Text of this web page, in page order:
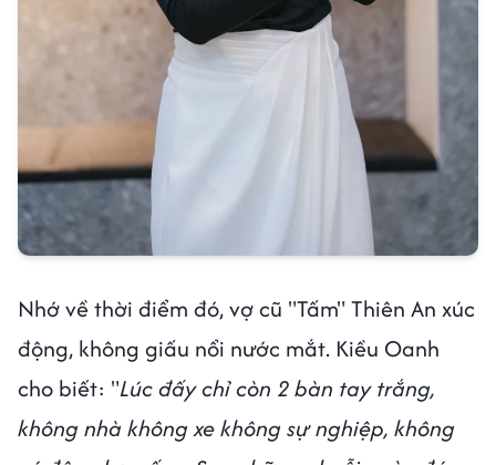
Nhớ về thời điểm đó, vợ cũ "Tấm" Thiên An xúc
động, không giấu nổi nước mắt. Kiều Oanh
cho biết: "Lúc đấy chỉ còn 2 bàn tay trắng,
không nhà không xe không sự nghiệp, không